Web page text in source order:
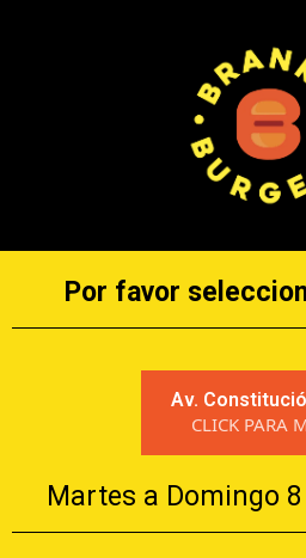
Por favor
Av.
CLICK PARA
Martes a Domingo